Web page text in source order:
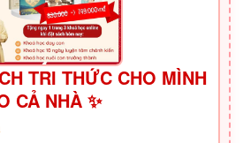
TRI THỨC CHO MÌNH
CẢ NHÀ ✨